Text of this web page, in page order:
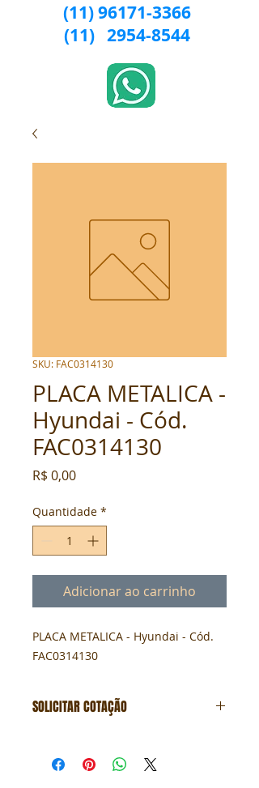
(11) 96171-3366
(11) 2954-8544
SKU: FAC0314130
PLACA METALICA -
Hyundai - Cód.
FAC0314130
R$ 0,00Preço
Quantidade *
Adicionar ao carrinho
PLACA METALICA - Hyundai - Cód.
FAC0314130
SOLICITAR COTAÇÃO